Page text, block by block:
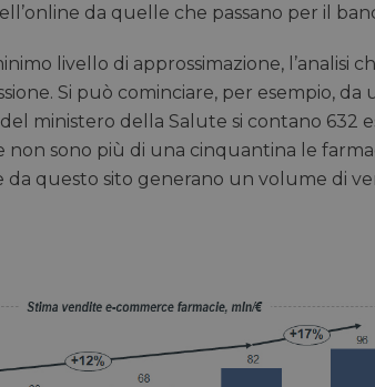
da quelle che passano per il
livello di approssimazione, l’analisi
Si può cominciare, per esempio,
ministero della Salute si contano 632
non sono più di una cinquantina le
questo sito generano un volume di